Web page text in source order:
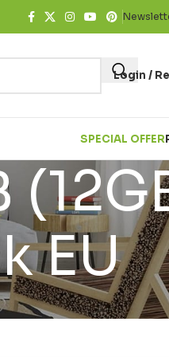
Login /
SPECIAL OFFER
EU